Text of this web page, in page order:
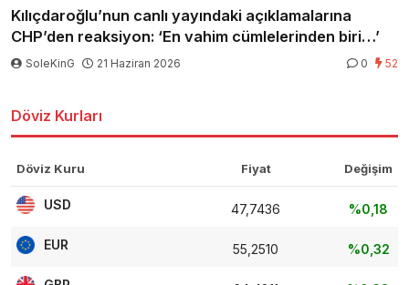
Kılıçdaroğlu’nun canlı yayındaki açıklamalarına
CHP’den reaksiyon: ‘En vahim cümlelerinden biri…’
SoleKinG 21 Haziran 2026 0 52
Döviz Kurları
Döviz Kuru Fiyat Değişim
USD 47,7436 %0,18
EUR 55,2510 %0,32